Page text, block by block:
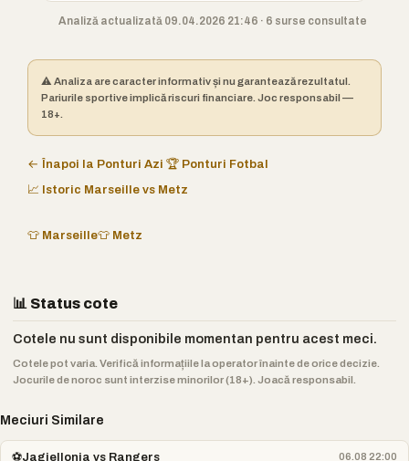
Analiză actualizată 09.04.2026 21:46 · 6 surse consultate
⚠️ Analiza are caracter informativ și nu garantează rezultatul.
Pariurile sportive implică riscuri financiare. Joc responsabil —
18+.
← Înapoi la Ponturi Azi 🏆 Ponturi Fotbal
📈 Istoric Marseille vs Metz
👕 Marseille👕 Metz
📊 Status cote
Cotele nu sunt disponibile momentan pentru acest meci.
Cotele pot varia. Verifică informațiile la operator înainte de orice decizie.
Jocurile de noroc sunt interzise minorilor (18+). Joacă responsabil.
Meciuri Similare
⚽Jagiellonia vs Rangers 06.08 22:00